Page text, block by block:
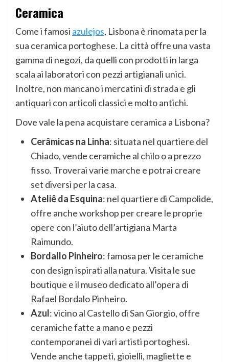
Ceramica
Come i famosi azulejos, Lisbona è rinomata per la
sua ceramica portoghese. La città offre una vasta
gamma di negozi, da quelli con prodotti in larga
scala ai laboratori con pezzi artigianali unici.
Inoltre, non mancano i mercatini di strada e gli
antiquari con articoli classici e molto antichi.
Dove vale la pena acquistare ceramica a Lisbona?
Cerâmicas na Linha: situata nel quartiere del
Chiado, vende ceramiche al chilo o a prezzo
fisso. Troverai varie marche e potrai creare
set diversi per la casa.
Ateliê da Esquina: nel quartiere di Campolide,
offre anche workshop per creare le proprie
opere con l’aiuto dell’artigiana Marta
Raimundo.
Bordallo Pinheiro: famosa per le ceramiche
con design ispirati alla natura. Visita le sue
boutique e il museo dedicato all’opera di
Rafael Bordalo Pinheiro.
Azul: vicino al Castello di San Giorgio, offre
ceramiche fatte a mano e pezzi
contemporanei di vari artisti portoghesi.
Vende anche tappeti, gioielli, magliette e